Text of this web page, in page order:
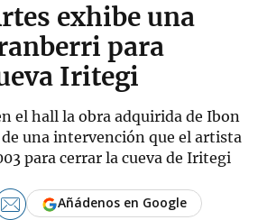
exhibe una
para
Iritegi
el hall la obra adquirida de Ibon
una intervención que el artista
para cerrar la cueva de Iritegi
Añádenos en Google